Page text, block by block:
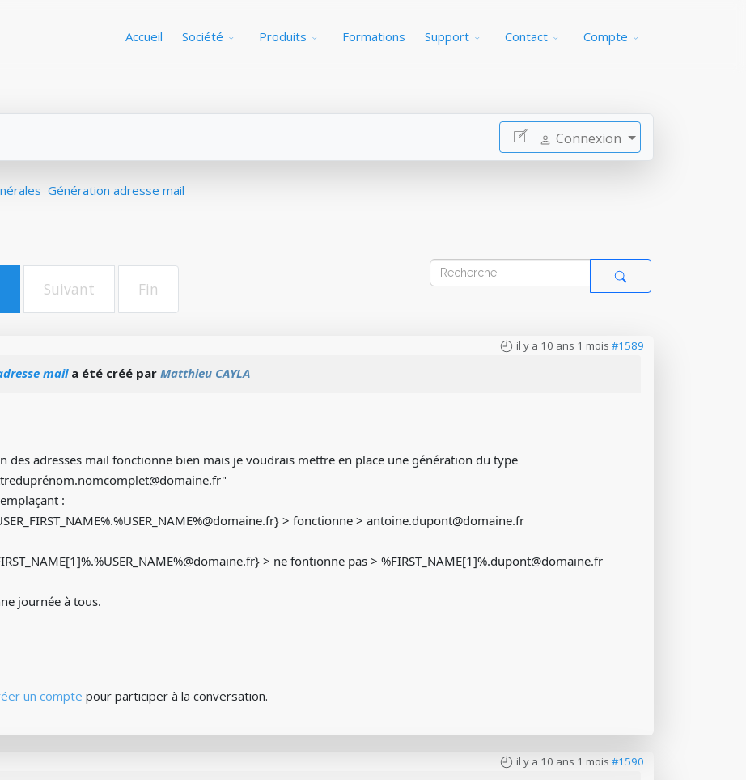
Accueil Société Produits Formations Support Contact Compte
Connexion
Génération adresse mail
Suivant Fin
il y a 10 ans 1 mois #1589
maila été créé par Matthieu CAYLA
des adresses mail fonctionne bien mais je voudrais mettre en place une génération du type
:
> fonctionne > antoine.dupont@domaine.fr
> ne fontionne pas > %FIRST_NAME[1]%.dupont@domaine.fr
journée à tous.
un compte pour participer à la conversation.
il y a 10 ans 1 mois #1590